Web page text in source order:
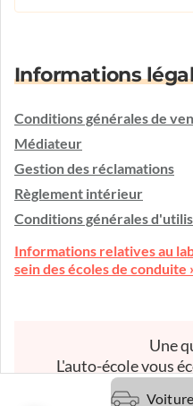
Informations
Conditions générales de
Médiateur
Gestion des réclamations
Règlement intérieur
Conditions générales
Informations relatives au
sein des écoles de conduite
Une
L'auto-école vous
Etre
Voiture